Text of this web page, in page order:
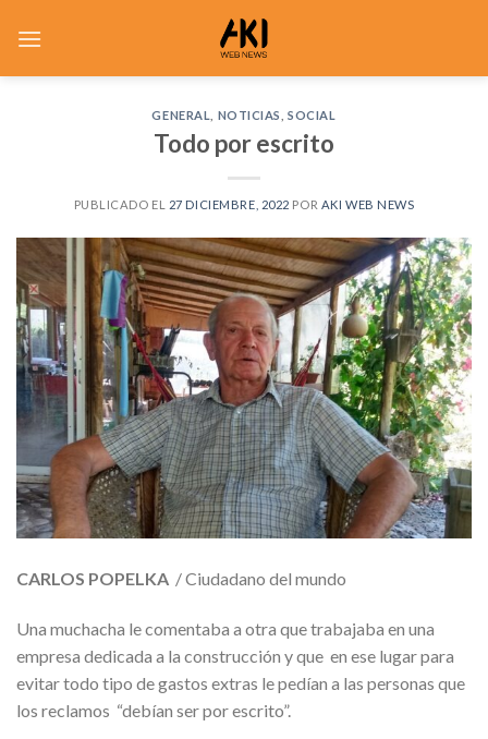
GENERAL NOTICIAS ,SOCIAL
Todo por escrito
PUBLICADO EL 27 DICIEMBRE, 2022 POR AKI WEB NEWS
CARLOS POPELKA / Ciudadano del mundo
Una muchacha le comentaba a otra que trabajaba en una
empresa dedicada a la construcción y que en ese lugar para
evitar todo tipo de gastos extras le pedían a las personas que
los reclamos “debían ser por escrito”.